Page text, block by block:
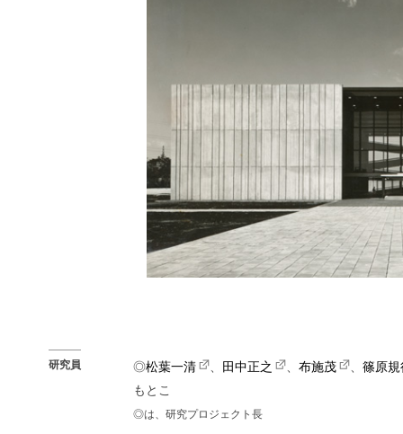
研究員 ◎松葉一清 、 田中正之 、 布施茂 、 篠原
もとこ
◎は、研究プロジェクト長